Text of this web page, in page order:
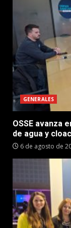
GENERALES
OSSE avanza
de agua y
6 de agosto de